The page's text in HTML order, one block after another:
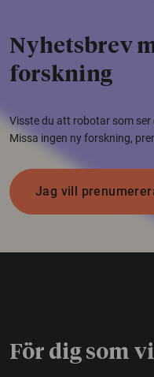
Nyhetsbrev
forskning
Visste du att robotar som
Missa ingen ny forskning,
Jag vill
För dig som